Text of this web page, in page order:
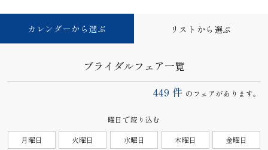
カレンダーから選ぶ リストから選ぶ
ブライダルフェア一覧
449 件 のフェアがあります。
曜日で絞り込む
月曜日
火曜日 水曜日 木曜日 金曜日